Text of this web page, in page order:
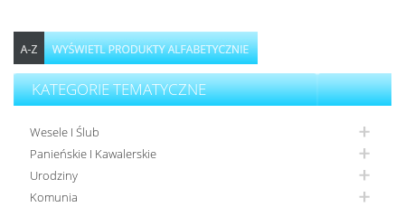
KATEGORIE TEMATYCZNE
Wesele I Ślub
Panieńskie I Kawalerskie
Urodziny
Komunia